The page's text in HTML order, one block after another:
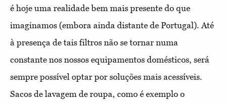
é hoje uma realidade bem mais presente do que
imaginamos (embora ainda distante de Portugal). Até
à presença de tais filtros não se tornar numa
constante nos nossos equipamentos domésticos, será
sempre possível optar por soluções mais acessíveis.
Sacos de lavagem de roupa, como é exemplo o